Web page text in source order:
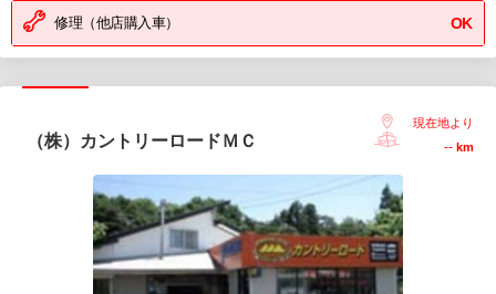
修理（他店購入車） OK
（株）カントリーロードＭＣ
現在地より
-- km